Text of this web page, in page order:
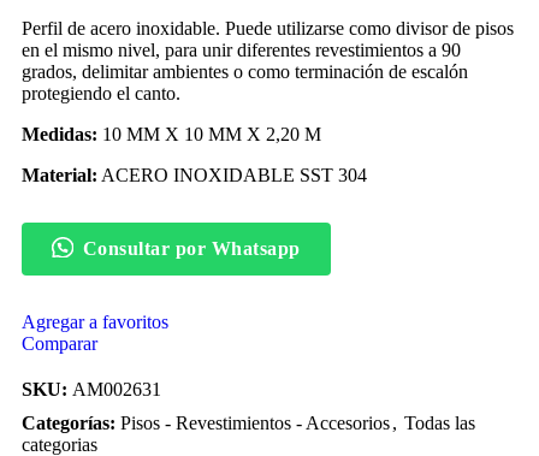
Perfil de acero inoxidable. Puede utilizarse como divisor de pisos
en el mismo nivel, para unir diferentes revestimientos a 90
grados, delimitar ambientes o como terminación de escalón
protegiendo el canto.
Medidas: 10 MM X 10 MM X 2,20 M
Material: ACERO INOXIDABLE SST 304
Consultar por Whatsapp
Agregar a favoritos
Comparar
SKU: AM002631
Categorías: Pisos - Revestimientos - Accesorios, Todas las
categorias